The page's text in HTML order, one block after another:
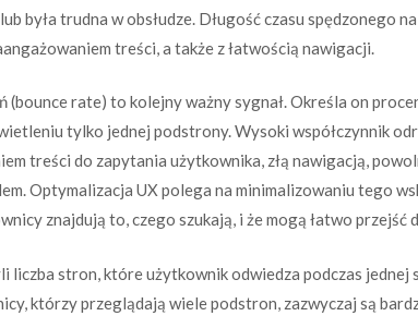
była trudna w obsłudze. Długość czasu spędzonego
treści, a także z łatwością nawigacji.
(bounce rate) to kolejny ważny sygnał. Określa on
tylko jednej podstrony. Wysoki współczynnik
treści do zapytania użytkownika, złą nawigacją,
Optymalizacja UX polega na minimalizowaniu tego
znajdują to, czego szukają, i że mogą łatwo przejść
liczba stron, które użytkownik odwiedza podczas
którzy przeglądają wiele podstron, zazwyczaj są